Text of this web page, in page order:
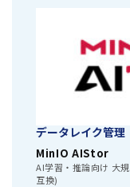
データレイク管理
MinIO AIStor
AI学習・推論向け 大
互換)